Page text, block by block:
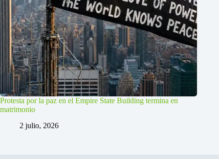
Protesta por la paz en el Empire State Building termina en
matrimonio
2 julio, 2026